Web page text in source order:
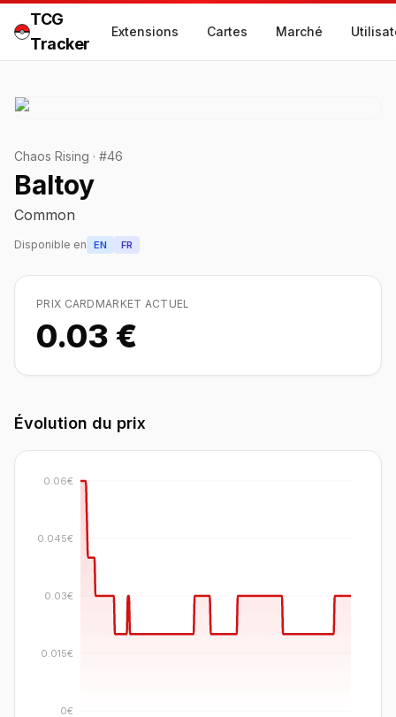
TCG
Tracker
Extensions Cartes Marché
Chaos Rising · #46
Baltoy
Common
Disponible en EN FR
PRIX CARDMARKET ACTUEL
0.03 €
Évolution du prix
0€
0.015€
0.03€
0.045€
0.06€